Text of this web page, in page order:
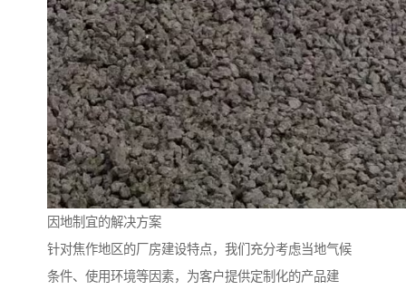
因地制宜的解决方案
针对焦作地区的厂房建设特点，我们充分考虑当地气候
条件、使用环境等因素，为客户提供定制化的产品建